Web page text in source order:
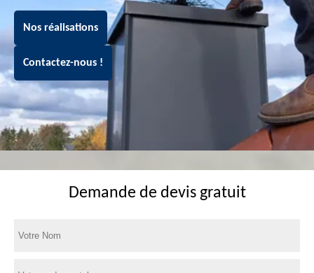
Nos réalisations
Contactez-nous !
Demande de devis gratuit